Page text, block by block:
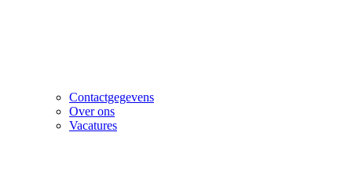
Contactgegevens
Over ons
Vacatures